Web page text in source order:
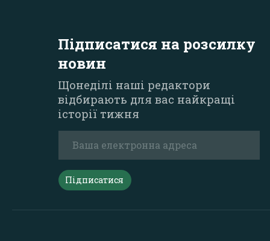
Підписатися на розсилку
новин
Щонеділі наші редактори
відбирають для вас найкращі
історії тижня
Підписатися